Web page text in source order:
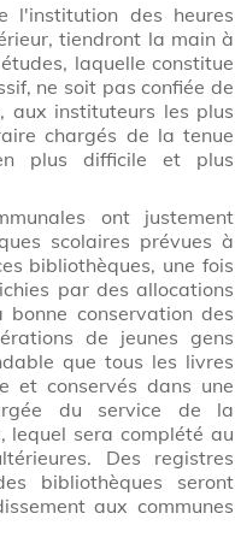
l'institution des heures
tiendront la main à
laquelle constitue
ne soit pas confiée de
aux instituteurs les plus
chargés de la tenue
plus difficile et plus
ont justement
scolaires prévues à
bibliothèques, une fois
par des allocations
conservation des
de jeunes gens
que tous les livres
et conservés dans une
du service de la
lequel sera complété au
Des registres
bibliothèques seront
aux communes